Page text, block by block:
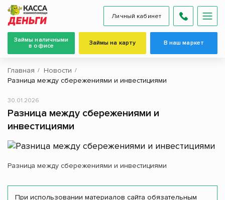
Личный кабинет
Займы наличными
в офисе
Займы на карту В наш маркет
Главная
Новости
Разница между сбережениями и инвестициями
Разница между сбережениями и
инвестициями
30.01.2026
Разница между сбережениями и инвестициями
При использовании материалов сайта обязательным